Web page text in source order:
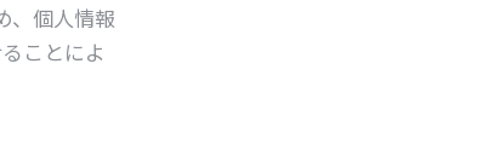
、個人情報
ことによ